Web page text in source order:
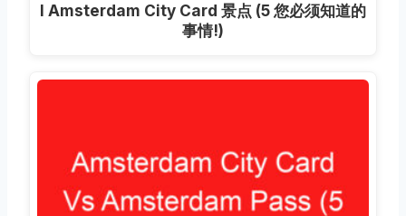
I Amsterdam City Card 景点 (5 您必须知道的
事情!)